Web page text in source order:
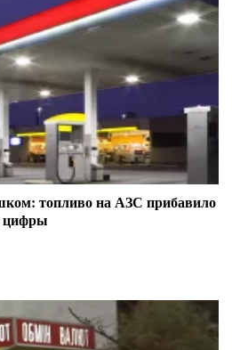
топливо на АЗС прибавило
цифры